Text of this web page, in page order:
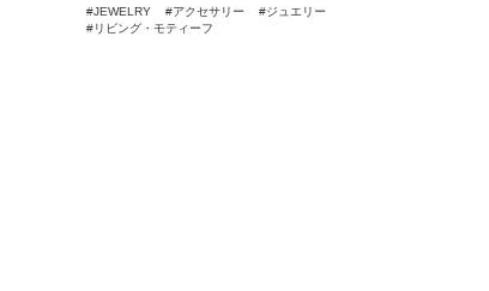
JEWELRY アクセサリー
ジュエリー
リビング・モティーフ